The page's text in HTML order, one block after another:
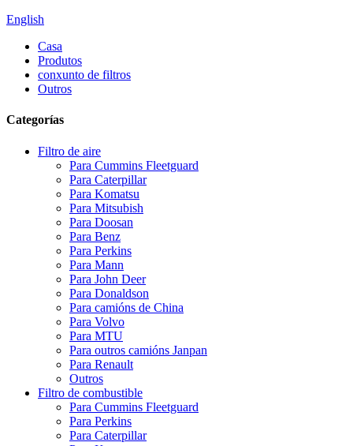
English
Casa
Produtos
conxunto de filtros
Outros
Categorías
Filtro de aire
Para Cummins Fleetguard
Para Caterpillar
Para Komatsu
Para Mitsubish
Para Doosan
Para Benz
Para Perkins
Para Mann
Para John Deer
Para Donaldson
Para camións de China
Para Volvo
Para MTU
Para outros camións Janpan
Para Renault
Outros
Filtro de combustible
Para Cummins Fleetguard
Para Perkins
Para Caterpillar